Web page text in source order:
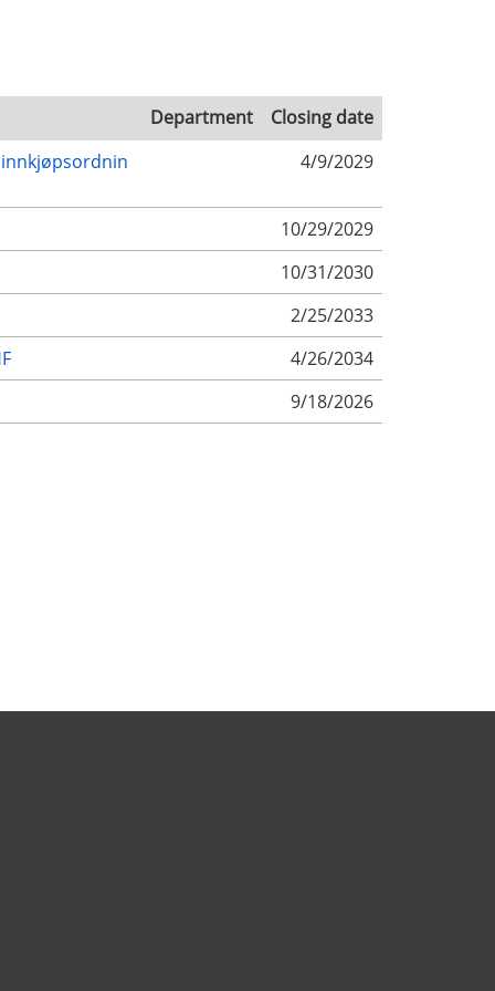
Department
Closing date
innkjøpsordnin
4/9/2029
10/29/2029
10/31/2030
2/25/2033
4/26/2034
9/18/2026